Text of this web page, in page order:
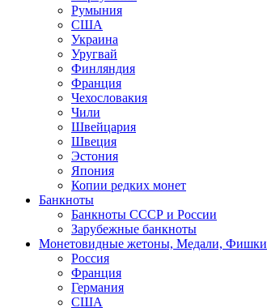
Румыния
США
Украина
Уругвай
Финляндия
Франция
Чехословакия
Чили
Швейцария
Швеция
Эстония
Япония
Копии редких монет
Банкноты
Банкноты СССР и России
Зарубежные банкноты
Монетовидные жетоны, Медали, Фишки
Россия
Франция
Германия
США